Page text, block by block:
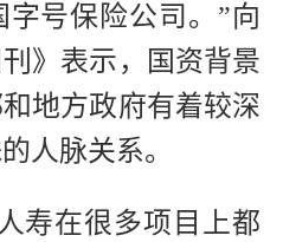
号保险公司。”向
》表示，国资背景
地方政府有着较深
人脉关系。
寿在很多项目上都